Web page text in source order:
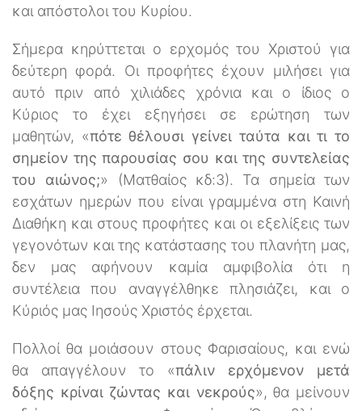
και απόστολοι του Κυρίου.
Σήμερα κηρύττεται ο ερχομός του Χριστού για
δεύτερη φορά. Οι προφήτες έχουν μιλήσει για
αυτό πριν από χιλιάδες χρόνια και ο ίδιος ο
Κύριος το έχει εξηγήσει σε ερώτηση των
μαθητών, «πότε θέλουσι γείνει ταύτα και τι το
σημείον της παρουσίας σου και της συντελείας
του αιώνος;» (Ματθαίος κδ:3). Τα σημεία των
εσχάτων ημερών που είναι γραμμένα στη Καινή
Διαθήκη και στους προφήτες και οι εξελίξεις των
γεγονότων και της κατάστασης του πλανήτη μας,
δεν μας αφήνουν καμία αμφιβολία ότι η
συντέλεια που αναγγέλθηκε πλησιάζει, και ο
Κύριός μας Ιησούς Χριστός έρχεται.
Πολλοί θα μοιάσουν στους Φαρισαίους, και ενώ
θα απαγγέλουν το «πάλιν ερχόμενον μετά
δόξης κρίναι ζώντας και νεκρούς», θα μείνουν